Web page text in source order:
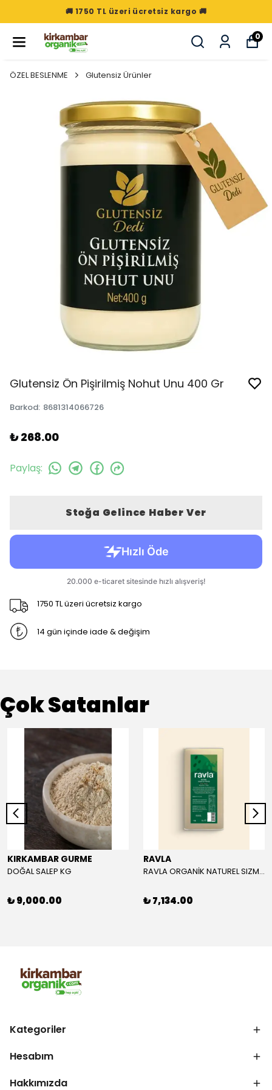
🚚 1750 TL üzeri ücretsiz kargo 🚚
0
ÖZEL BESLENME Glutensiz Ürünler
Glutensiz Ön Pişirilmiş Nohut Unu 400 Gr
Barkod: 8681314066726
₺ 268.00
Paylaş:
Stoğa Gelince Haber Ver
1750 TL üzeri ücretsiz kargo
14 gün içinde iade & değişim
Çok Satanlar
KIRKAMBAR GURME
DOĞAL SALEP KG
₺ 9,000.00
RAVLA
RAVLA ORGANİK NATUREL SIZMA ZEYTİNYAĞI 5L
₺ 7,134.00
Kategoriler
Hesabım
Hakkımızda